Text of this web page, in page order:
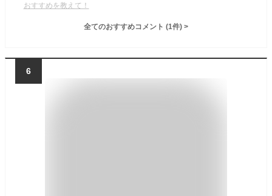
おすすめを教えて！
全てのおすすめコメント (1件) >
6